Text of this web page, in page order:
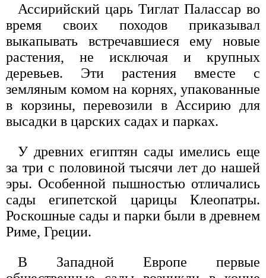
Ассирийский царь Тиглат Палассар во
время своих походов приказывал
выкапывать встречавшиеся ему новые
растения, не исключая и крупных
деревьев. Эти растения вместе с
земляным комом на корнях, упакованные
в корзины, перевозили в Ассирию для
высадки в царских садах и парках.
У древних египтян сады имелись еще
за три с половиной тысячи лет до нашей
эры. Особенной пышностью отличались
сады египетской царицы Клеопатры.
Роскошные сады и парки были в древнем
Риме, Греции.
В Западной Европе первые